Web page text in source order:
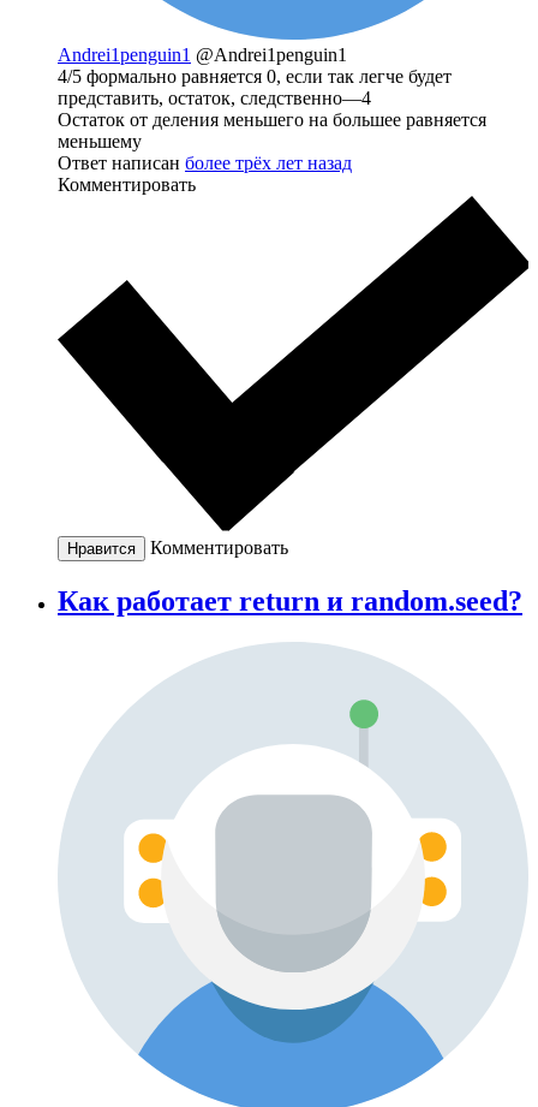
Andrei1penguin1 @Andrei1penguin1
4/5 формально равняется 0, если так легче будет
представить, остаток, следственно—4
Остаток от деления меньшего на большее равняется
меньшему
Ответ написан более трёх лет назад
Комментировать
Нравится Комментировать
Как работает return и random.seed?